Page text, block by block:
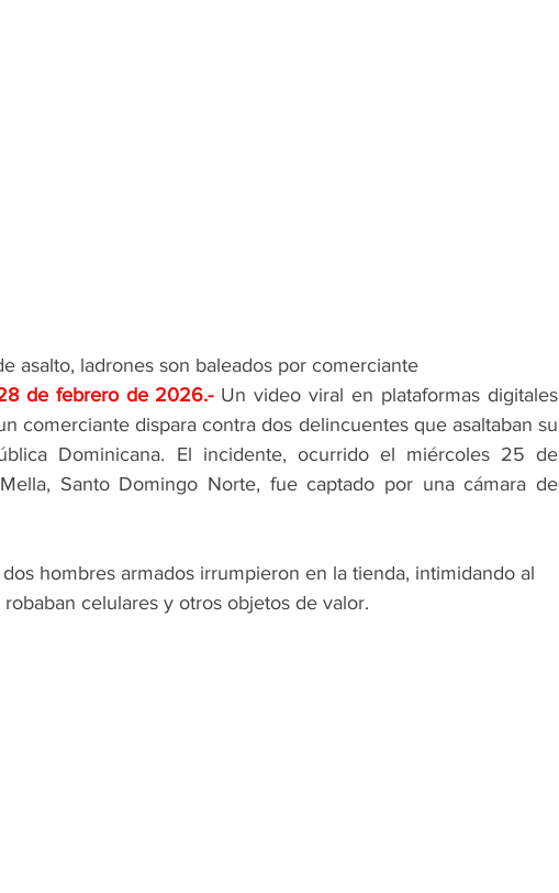
asalto, ladrones son baleados por comerciante
de febrero de 2026.- Un video viral en plataformas digitales
comerciante dispara contra dos delincuentes que asaltaban su
Dominicana. El incidente, ocurrido el miércoles 25 de
Santo Domingo Norte, fue captado por una cámara de
hombres armados irrumpieron en la tienda, intimidando al
celulares y otros objetos de valor.